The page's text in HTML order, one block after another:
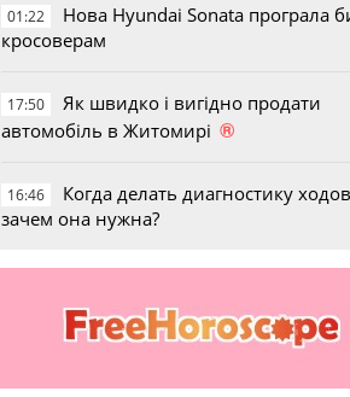
01:22
Нова Hyundai Sonata програла
кросоверам
17:50
Як швидко і вигідно продати
автомобіль в Житомирі ®
16:46
Когда делать диагностику
зачем она нужна?